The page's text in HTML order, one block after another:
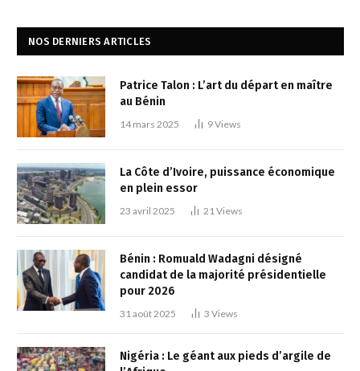
NOS DERNIERS ARTICLES
Patrice Talon : L’art du départ en maître
au Bénin
14 mars 2025 9Views
La Côte d’Ivoire, puissance économique
en plein essor
23 avril 2025 21Views
Bénin : Romuald Wadagni désigné
candidat de la majorité présidentielle
pour 2026
31 août 2025 3 Views
Nigéria : Le géant aux pieds d’argile de